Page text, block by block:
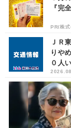
『完
PR(株
ＪＲ
りや
０人